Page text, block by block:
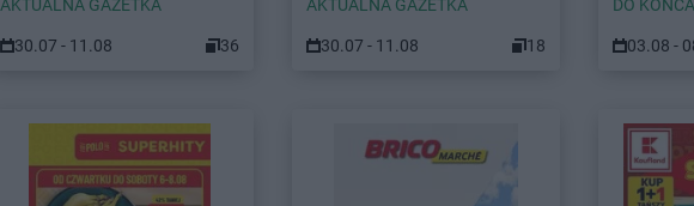
AKTUALNA GAZETKA
30.07 - 11.08 36
AKTUALNA GAZETKA
30.07 - 11.08 18
DO
03.08 -